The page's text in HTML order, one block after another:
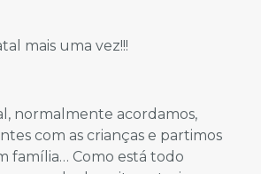
mais uma vez!!!
normalmente acordamos,
com as crianças e partimos
família… Como está todo